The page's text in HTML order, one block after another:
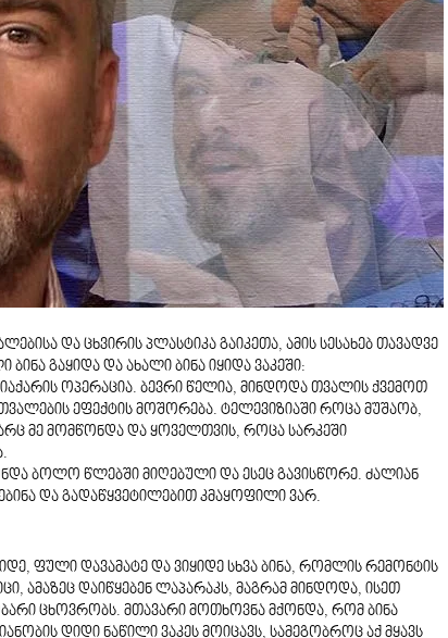
და ცხვირის პლასტიკა გაიკეთა, ამის სესახებ თავადვე
ბინა გაყიდა და ახალი ბინა იყიდა ვაკეში:
ოპერაცია. ბევრი წელია, მინდოდა თვალის ქვემოთ
ეფექტის მოშორება. ტელევიზიაში როცა მუშაობ,
მე მომწონდა და ყოველთვის, როცა სარკეში
ბოლო წლებში მიღებული და ესეც გავისწორე. ძალიან
და გადაწყვეტილებით კმაყოფილი ვარ.
ფული დავამატე და ვიყიდე სხვა ბინა, რომლის რემონტის
ამაზეც დაიწყებენ ლაპარაკს, მაგრამ მინდოდა, ისეთ
ცხოვრობს. მთავარი მოთხოვნა მქონდა, რომ ბინა
დიდი ნაწილი ვაკეს მოიცავს, სამეგობროც აქ მყავს